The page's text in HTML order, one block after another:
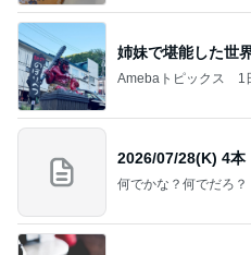
姉妹で堪能した世
Amebaトピックス 1
2026/07/28(K) 4本
何でかな？何でだろ？